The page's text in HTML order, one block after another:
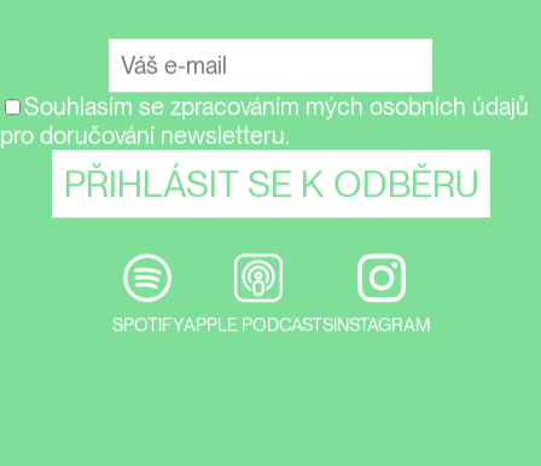
Souhlasím se zpracováním mých osobních údajů
pro doručování newsletteru.
SPOTIFYAPPLE PODCASTSINSTAGRAM